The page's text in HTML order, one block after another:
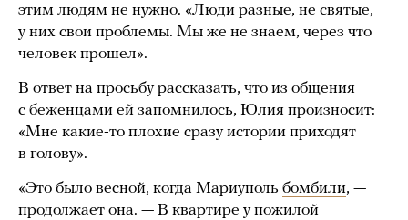
этим людям не нужно. «Люди разные, не святые,
у них свои проблемы. Мы же не знаем, через что
человек прошел».
В ответ на просьбу рассказать, что из общения
с беженцами ей запомнилось, Юлия произносит:
«Мне какие-то плохие сразу истории приходят
в голову».
«Это было весной, когда Мариуполь бомбили, —
продолжает она. — В квартире у пожилой